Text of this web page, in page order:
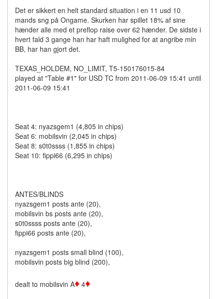
Det er sikkert en helt standard situation i en 11 usd 10
mands sng på Ongame. Skurken har spillet 18% af sine
hænder alle med et preflop raise over 62 hænder. De sidste i
hvert fald 3 gange han har haft mulighed for at angribe min
BB, har han gjort det.
TEXAS_HOLDEM, NO_LIMIT, T5-150176015-84
played at "Table #1" for USD TC from 2011-06-09 15:41 until
2011-06-09 15:41
Seat 4: nyazsgem1 (4,805 in chips)
Seat 6: mobilsvin (2,045 in chips)
Seat 8: s0t0ssss (1,855 in chips)
Seat 10: fippi66 (6,295 in chips)
ANTES/BLINDS
nyazsgem1 posts ante (20),
mobilsvin bs posts ante (20),
s0t0ssss posts ante (20),
fippi66 posts ante (20),
nyazsgem1 posts small blind (100),
mobilsvin posts big blind (200),
dealt to mobilsvin A♦ 4♦